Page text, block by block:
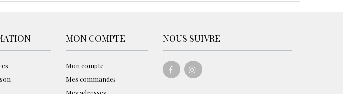
MON COMPTE
Mon compte
Mes commandes
Mes adresses
NOUS SUIVRE